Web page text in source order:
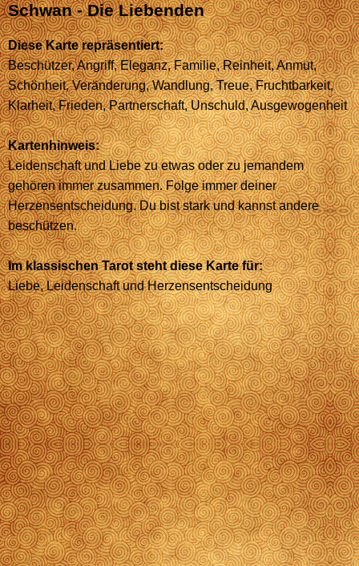
Schwan - Die Liebenden
Diese Karte repräsentiert:
Beschützer, Angriff, Eleganz, Familie, Reinheit, Anmut,
Schönheit, Veränderung, Wandlung, Treue, Fruchtbarkeit,
Klarheit, Frieden, Partnerschaft, Unschuld, Ausgewogenheit
Kartenhinweis:
Leidenschaft und Liebe zu etwas oder zu jemandem
gehören immer zusammen. Folge immer deiner
Herzensentscheidung. Du bist stark und kannst andere
beschützen.
Im klassischen Tarot steht diese Karte für:
Liebe, Leidenschaft und Herzensentscheidung